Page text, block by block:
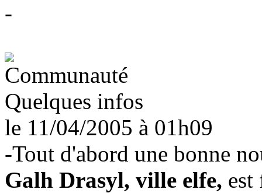
-
Quelques infos
le 11/04/2005 à 01h09
-Tout d'abord une bonne
Galh Drasyl, ville elfe, est